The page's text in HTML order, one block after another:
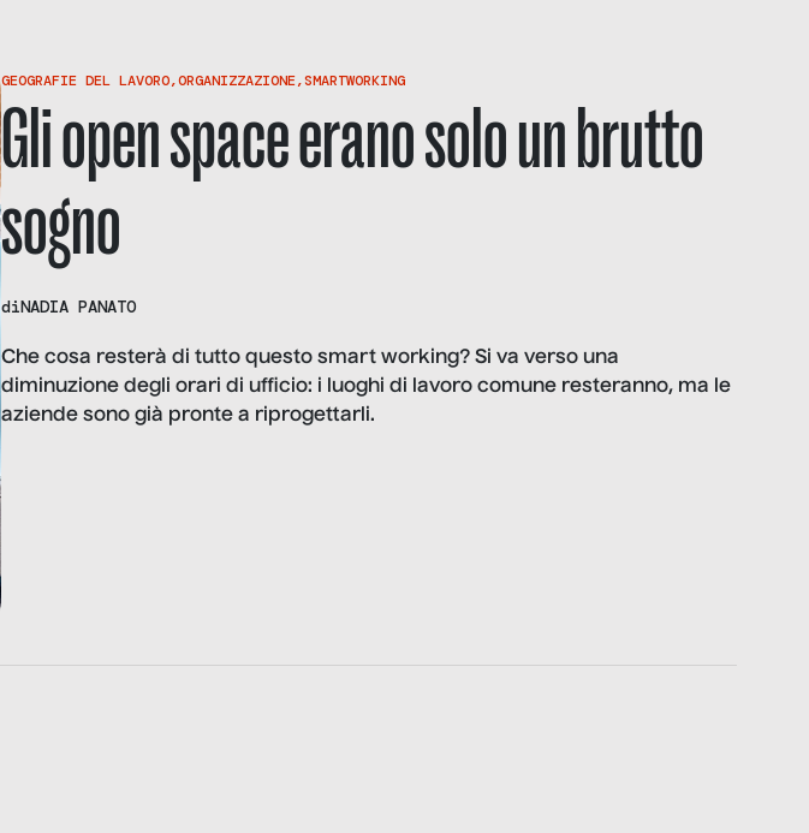
GEOGRAFIE DEL LAVORO,ORGANIZZAZIONE,SMARTWORKING
Gli open space erano solo un brutto
sogno
diNADIA PANATO
Che cosa resterà di tutto questo smart working? Si va verso una
diminuzione degli orari di ufficio: i luoghi di lavoro comune resteranno, ma le
aziende sono già pronte a riprogettarli.